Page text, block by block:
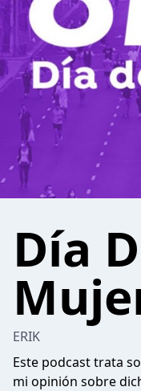
Día
ERIK
Este podcast trata
mi opinión sobre